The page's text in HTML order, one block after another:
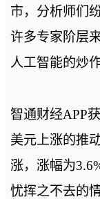
市，分析师们
许多专家阶层
人工智能的炒
智通财经APP
美元上涨的推
涨，涨幅为
忧挥之不去的